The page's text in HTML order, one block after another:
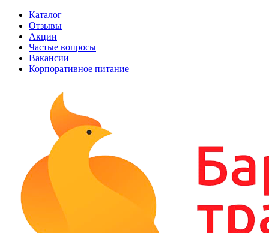
Каталог
Отзывы
Акции
Частые вопросы
Вакансии
Корпоративное питание